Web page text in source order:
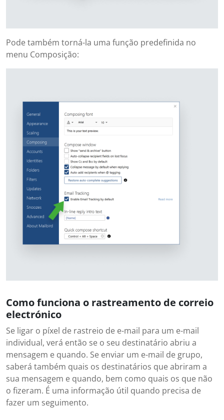
Pode também torná-la uma função predefinida no
menu Composição:
Como funciona o rastreamento de correio
electrónico
Se ligar o píxel de rastreio de e-mail para um e-mail
individual, verá então se o seu destinatário abriu a
mensagem e quando. Se enviar um e-mail de grupo,
saberá também quais os destinatários que abriram a
sua mensagem e quando, bem como quais os que não
o fizeram. É uma informação útil quando precisa de
fazer um seguimento.